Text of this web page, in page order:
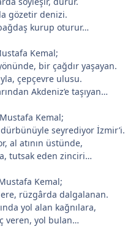
gözetir denizi.
kurup oturur…
Kemal;
bir çağdır yaşayan.
çepçevre ulusu.
Akdeniz’e taşıyan…
Kemal;
dürbünüyle seyrediyor İzmir’i.
al atının üstünde,
tutsak eden zinciri…
Kemal;
rüzgârda dalgalanan.
yol alan kağnılara,
veren, yol bulan…